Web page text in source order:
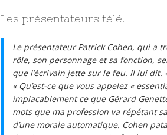
Les présentateurs télé.
Le présentateur Patrick Cohen, qui a
rôle, son personnage et sa fonction,
que l’écrivain jette sur le feu. Il lui dit.
« Qu’est-ce que vous appelez «
implacablement ce que Gérard
mots que ma profession va répétant
d’une morale automatique. Cohen